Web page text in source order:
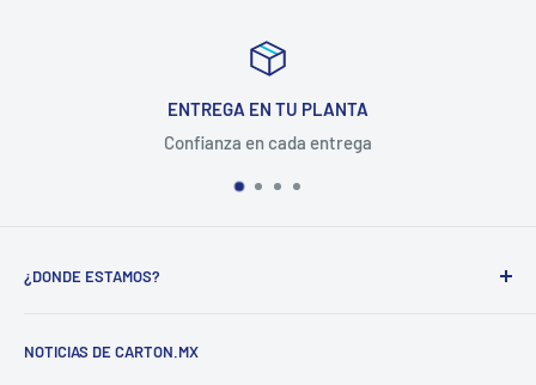
ENTREGA EN TU PLANTA
Confianza en cada entrega
¿DONDE ESTAMOS?
NOTICIAS DE CARTON.MX